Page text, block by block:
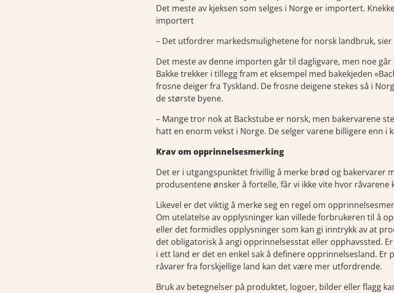
Det meste av kjeksen som selges i Norge er importert.
importert
– Det utfordrer markedsmulighetene for norsk landbruk, sier
Det meste av denne importen går til dagligvare, men noe
Bakke trekker i tillegg fram et eksempel med bakekjeden
frosne deiger fra Tyskland. De frosne deigene stekes så i
de største byene.
– Mange tror nok at Backstube er norsk, men bakervarene
hatt en enorm vekst i Norge. De selger varene billigere enn i
Krav om opprinnelsesmerking
Det er i utgangspunktet frivillig å merke brød og bakervarer
produsentene ønsker å fortelle, får vi ikke vite hvor råvarene
Likevel er det viktig å merke seg en regel om
Om utelatelse av opplysninger kan villede forbrukeren til å
eller det formidles opplysninger som kan gi inntrykk av at
det obligatorisk å angi opprinnelsesstat eller opphavssted.
i ett land er det en enkel sak å definere opprinnelsesland.
råvarer fra forskjellige land kan det være mer utfordrende.
Bruk av betegnelser på produktet, logoer, bilder eller flagg